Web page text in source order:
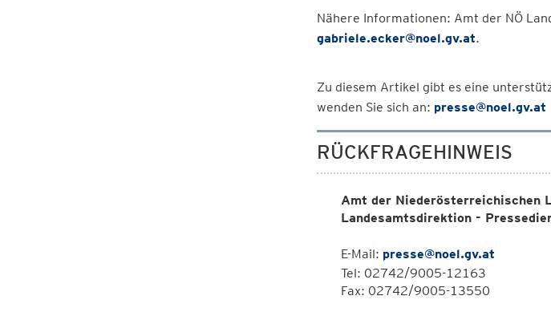
Nähere Informationen: Amt der NÖ
gabriele.ecker@noel.gv.at.
Zu diesem Artikel gibt es eine
wenden Sie sich an: presse@noel.gv.at
RÜCKFRAGEHINWEIS
Amt der Niederösterreichischen
Landesamtsdirektion -
E-Mail: presse@noel.gv.at
Tel: 02742/9005-12163
Fax: 02742/9005-13550